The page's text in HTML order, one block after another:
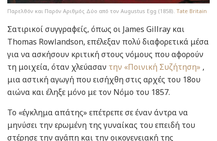
Παρελθόν και Παρόν Αριθμός Δύο από τον Augustus Egg (1858). Tate Britain
Σατιρικοί συγγραφείς, όπως οι James Gillray και
Thomas Rowlandson, επέλεξαν πολύ διαφορετικά μέσα
για να ασκήσουν κριτική στους νόμους που αφορούν
τη μοιχεία, όταν χλεύασαν την «Ποινική Συζήτηση» ,
μια αστική αγωγή που εισήχθη στις αρχές του 18ου
αιώνα και έληξε μόνο με τον Νόμο του 1857.
Το «έγκλημα απάτης» επέτρεπε σε έναν άντρα να
μηνύσει την ερωμένη της γυναίκας του επειδή του
στέρησε την αγάπη και την οικογενειακή της